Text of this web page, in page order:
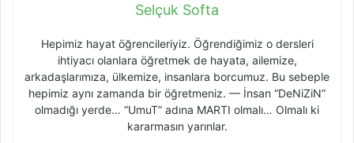
Selçuk Softa
Hepimiz hayat öğrencileriyiz. Öğrendiğimiz o dersleri
ihtiyacı olanlara öğretmek de hayata, ailemize,
arkadaşlarımıza, ülkemize, insanlara borcumuz. Bu sebeple
hepimiz aynı zamanda bir öğretmeniz. — İnsan “DeNiZiN”
olmadığı yerde… “UmuT” adına MARTI olmalı… Olmalı ki
kararmasın yarınlar.